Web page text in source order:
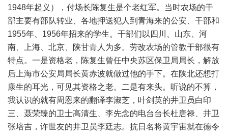
1948年起义），付场长陈复生是个老红军。当时农场的干
部主要有部队转业、各地押送犯人到青海来的公安、干部和
1955年、1956年招来的学生。干部们以四川、山东、河
南、上海、北京、陕甘青人为多。劳改农场的管教干部很有
特点。一是资格老，陈复生曾任中央苏区保卫局局长，解放
后上海市公安局局长黄赤波就做过他的手下。在陕北还想打
康生的耳光，可见其资格之老。二是有来头。听说的不算，
我认识的就有周恩来的翻译李淑芝，叶剑英的井卫员白印
三、聂荣臻的卫士高清生、李先念的电台台长杜唐禄、井卫
张培吉，许世友的井卫员李廷志。抗日名将黄宇宙就在德令